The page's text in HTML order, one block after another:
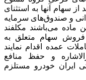
که برابر یا بیش از ۱۰ درصد از سهام آنها به استثنای
و صندوق‌های سرمایه
ماده می‌باشند مکلفند
۱۰/۱۸ نسبت به فروش سهام متعلق به
عمده اقدام نمایند
و حفظ منافع
ایران خودرو مستلزم